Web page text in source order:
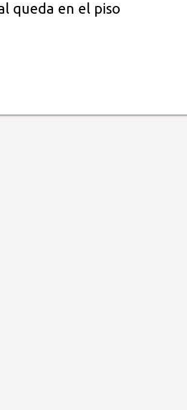
queda en el piso